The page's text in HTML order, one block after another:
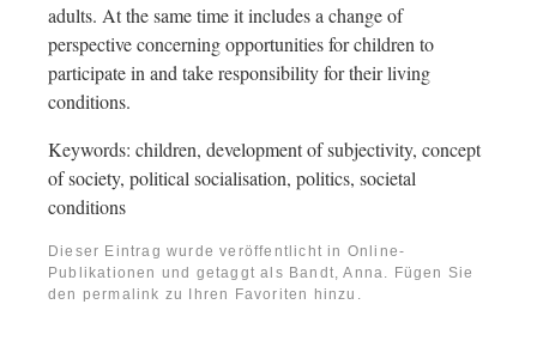
adults. At the same time it includes a change of
perspective concerning opportunities for children to
participate in and take responsibility for their living
conditions.
Keywords: children, development of subjectivity, concept
of society, political socialisation, politics, societal
conditions
Dieser Eintrag wurde veröffentlicht in Online-
Publikationen und getaggt als Bandt, Anna. Fügen Sie
den permalink zu Ihren Favoriten hinzu.